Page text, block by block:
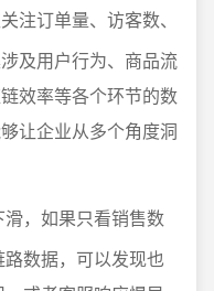
注订单量、访客数、
及用户行为、商品流
效率等各个环节的数
让企业从多个角度洞
滑，如果只看销售数
数据，可以发现也